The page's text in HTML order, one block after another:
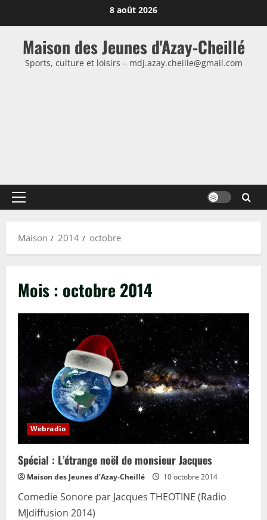
au
contenu
8 août 2026
Maison des Jeunes d'Azay-Cheillé
Sports, culture et loisirs – mdj.azay.cheille@gmail.com
Menu
Maison
2014 octobre
Mois : octobre 2014
Webradio
Spécial : L’étrange noël de monsieur Jacques
Maison des Jeunes d'Azay-Cheillé 10 octobre 2014
Comedie Sonore par Jacques THEOTINE (Radio
MJdiffusion 2014)